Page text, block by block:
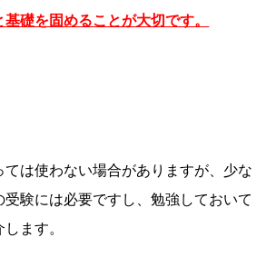
礎を固めることが大切です。
ては使わない場合がありますが、少な
受験には必要ですし、勉強しておいて
ます。